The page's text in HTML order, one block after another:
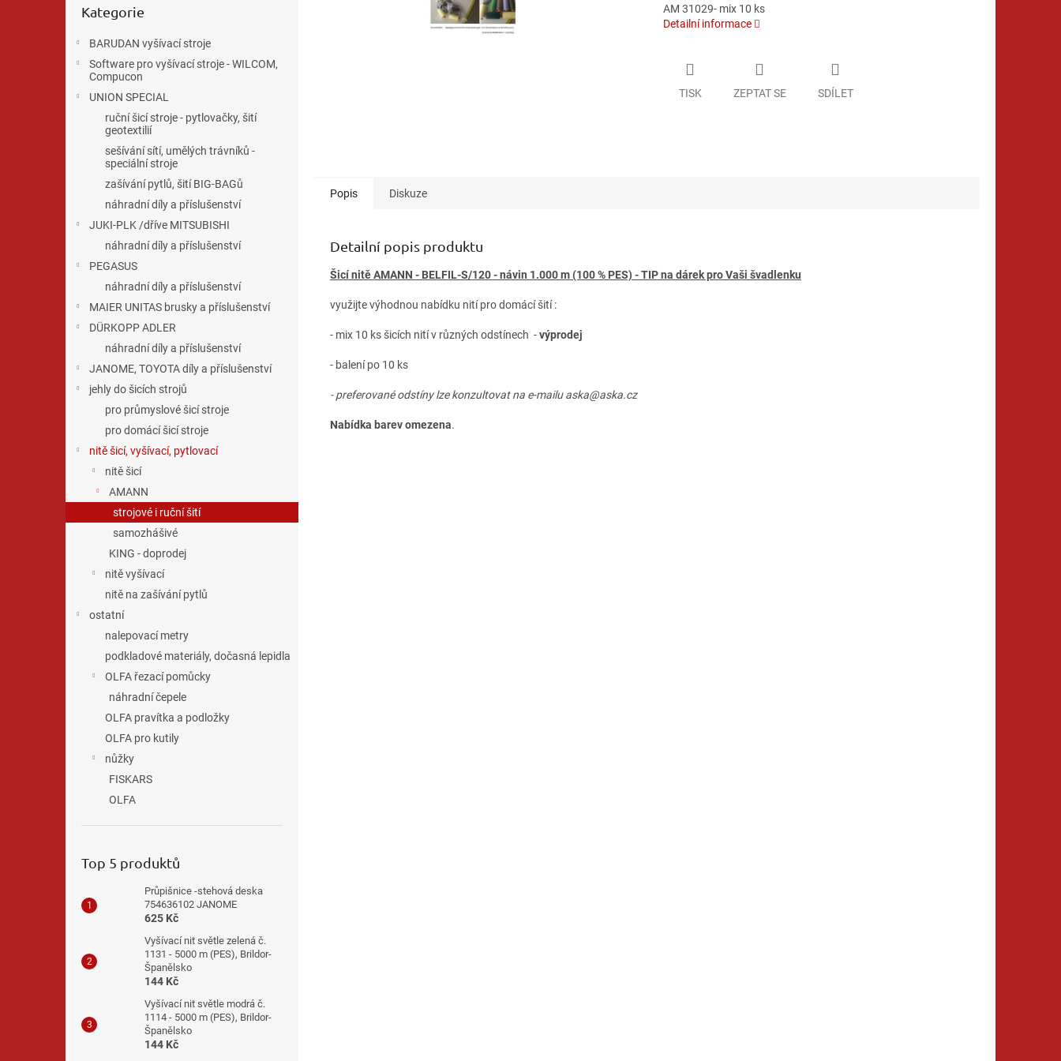
kategorie
Kategorie
BARUDAN vyšívací stroje
Software pro vyšívací stroje - WILCOM,
Compucon
UNION SPECIAL
ruční šicí stroje - pytlovačky, šití
geotextilií
sešívání sítí, umělých trávníků -
speciální stroje
zašívání pytlů, šití BIG-BAGů
náhradní díly a příslušenství
JUKI-PLK /dříve MITSUBISHI
náhradní díly a příslušenství
PEGASUS
náhradní díly a příslušenství
MAIER UNITAS brusky a příslušenství
DÜRKOPP ADLER
náhradní díly a příslušenství
JANOME, TOYOTA díly a příslušenství
jehly do šicích strojů
pro průmyslové šicí stroje
pro domácí šicí stroje
nitě šicí, vyšívací, pytlovací
nitě šicí
AMANN
strojové i ruční šití
samozhášivé
KING - doprodej
nitě vyšívací
nitě na zašívání pytlů
ostatní
nalepovací metry
podkladové materiály, dočasná lepidla
OLFA řezací pomůcky
náhradní čepele
OLFA pravítka a podložky
OLFA pro kutily
nůžky
FISKARS
OLFA
Top 5 produktů
Průpišnice -stehová deska
754636102 JANOME
625 Kč
Vyšívací nit světle zelená č.
1131 - 5000 m (PES), Brildor-
Španělsko
144 Kč
Vyšívací nit světle modrá č.
1114 - 5000 m (PES), Brildor-
Španělsko
144 Kč
AM 31029- mix 10 ks
Detailní informace
TISK ZEPTAT SE SDÍLET
Popis Diskuze
Detailní popis produktu
Šicí nitě AMANN - BELFIL-S/120 - návin 1.000 m (100 % PES) - TIP na dárek pro Vaši švadlenku
využijte výhodnou nabídku nití pro domácí šití :
- mix 10 ks šicích nití v různých odstínech -výprodej
- balení po 10 ks
- preferované odstíny lze konzultovat na e-mailu aska@aska.cz
Nabídka barev omezena.